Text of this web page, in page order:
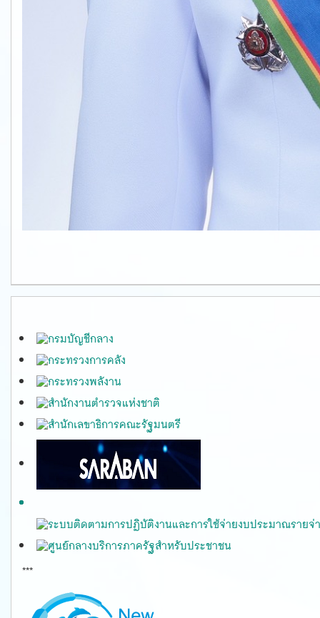
***
gfmis